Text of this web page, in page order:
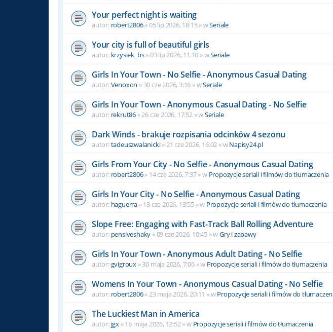
Your perfect night is waiting
autor: robert2806» 05 lip 2026, 18:15 » wSeriale
Your city is full of beautiful girls
autor: krzysiek_bs» 03 lip 2026, 11:10 » wSeriale
Girls In Your Town - No Selfie - Anonymous Casual Dating
autor:Venoxon » 30 cze 2026, 3:16 » wSeriale
Girls In Your Town - Anonymous Casual Dating - No Selfie
autor: rekrut86 » 26 cze 2026, 17:52 » wSeriale
Dark Winds - brakuje rozpisania odcinków 4 sezonu
autor:tadeuszwalanicki» 21 cze 2026, 16:02 » wNapisy24.pl
Girls From Your City - No Selfie - Anonymous Casual Dating
autor: robert2806» 14 cze 2026, 7:37 » w Propozycje seriali i filmów do tłumaczenia
Girls In Your City - No Selfie - Anonymous Casual Dating
autor: haguerra » 13 cze 2026, 13:55 » w Propozycje seriali i filmów do tłumaczenia
Slope Free: Engaging with Fast-Track Ball Rolling Adventure
autor: pensiveshaky » 09 cze 2026, 10:45 » wGry i zabawy
Girls In Your Town - Anonymous Adult Dating - No Selfie
autor:gvigroux » 30 maja 2026, 7:06 » w Propozycje seriali i filmów do tłumaczenia
Womens In Your Town - Anonymous Casual Dating - No Selfie
autor: robert2806» 23 maja 2026, 20:11 » wPropozycje seriali i filmów do
The Luckiest Man in America
autor: jgx » 16 maja 2026, 12:52 » w Propozycje seriali i filmów do tłumaczenia